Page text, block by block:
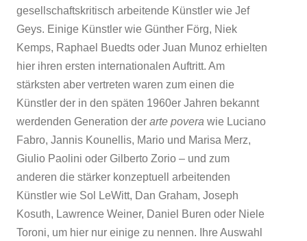
gesellschaftskritisch arbeitende Künstler wie Jef
Geys. Einige Künstler wie Günther Förg, Niek
Kemps, Raphael Buedts oder Juan Munoz erhielten
hier ihren ersten internationalen Auftritt. Am
stärksten aber vertreten waren zum einen die
Künstler der in den späten 1960er Jahren bekannt
werdenden Generation der arte povera wie Luciano
Fabro, Jannis Kounellis, Mario und Marisa Merz,
Giulio Paolini oder Gilberto Zorio – und zum
anderen die stärker konzeptuell arbeitenden
Künstler wie Sol LeWitt, Dan Graham, Joseph
Kosuth, Lawrence Weiner, Daniel Buren oder Niele
Toroni, um hier nur einige zu nennen. Ihre Auswahl